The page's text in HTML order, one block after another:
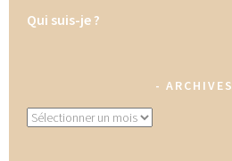
Qui suis-je ?
ARCHIVES
Archives